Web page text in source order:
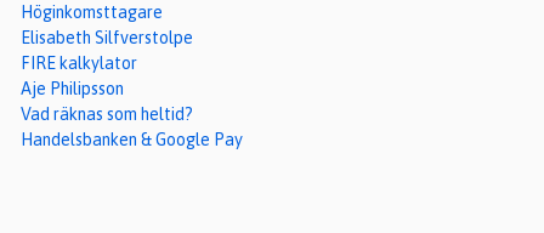
Höginkomsttagare
Elisabeth Silfverstolpe
FIRE kalkylator
Aje Philipsson
Vad räknas som heltid?
Handelsbanken & Google Pay